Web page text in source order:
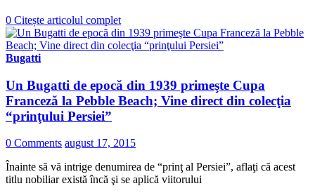
0 Citește articolul complet
Bugatti
Un Bugatti de epocă din 1939 primeşte Cupa
Franceză la Pebble Beach; Vine direct din colecţia
“prinţului Persiei”
0 Comments august 17, 2015
Înainte să vă intrige denumirea de “prinţ al Persiei”, aflaţi că acest
titlu nobiliar există încă şi se aplică viitorului